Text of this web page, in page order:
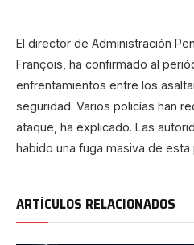
El director de Administración
François, ha confirmado al
enfrentamientos entre los
seguridad. Varios policías han
ataque, ha explicado. Las
habido una fuga masiva de esta
ARTÍCULOS RELACIONADOS